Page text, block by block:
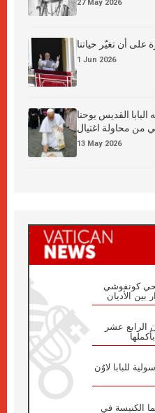
27 May 2026
على أن تغيّر حياتنا
1 Jun 2026
البابا القديس يوحنا
من محاولة اغتيال
13 May 2026
كونفوشي
بين الأديان
الرابع عشر
للبابا لاوُن
هيروشيما الكنيسة في